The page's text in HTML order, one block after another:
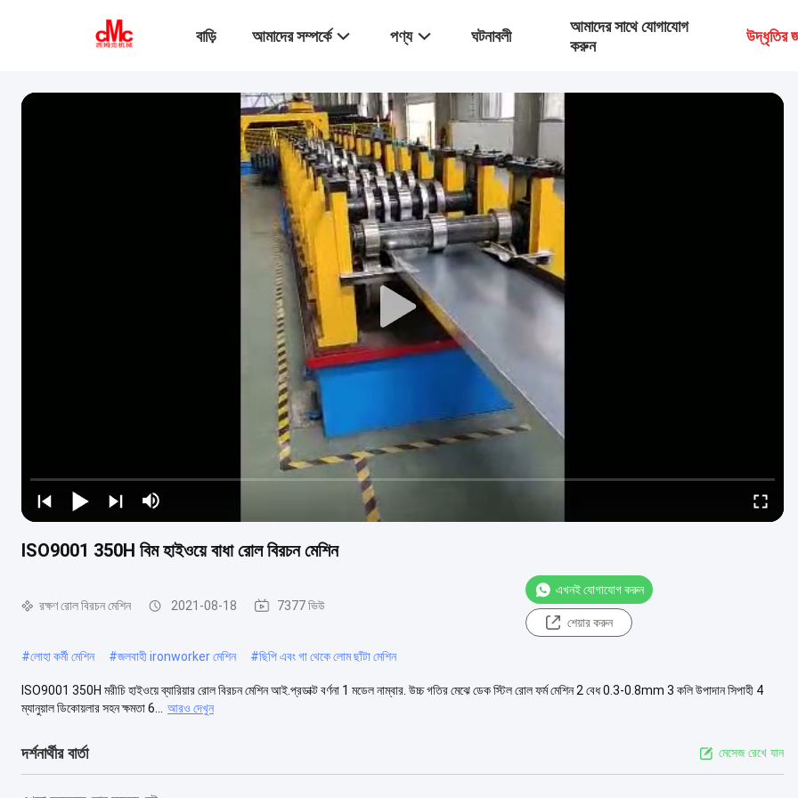
বাড়ি আমাদের সম্পর্কে পণ্য ঘটনাবলী
আমাদের সাথে যোগাযোগ
করুন
উদ্ধৃতির
ISO9001 350H বিম হাইওয়ে বাধা রোল বিরচন মেশিন
রক্ষণ রোল বিরচন মেশিন 2021-08-18 7377 ভিউ
এখনই যোগাযোগ করুন
শেয়ার করুন
#লোহা কর্মী মেশিন #জলবাহী ironworker মেশিন #ছিপি এবং গা থেকে লোম ছাঁটা মেশিন
ISO9001 350H মরীচি হাইওয়ে ব্যারিয়ার রোল বিরচন মেশিন আই.প্রডাক্ট বর্ণনা 1 মডেল নাম্বার. উচ্চ গতির মেঝে ডেক স্টিল রোল ফর্ম মেশিন 2 বেধ 0.3-0.8mm 3 কলি উপাদান সিপাহী 4
ম্যানুয়াল ডিকোয়লার সহন ক্ষমতা 6...
আরও দেখুন
দর্শনার্থীর বার্তা মেসেজ রেখে যান